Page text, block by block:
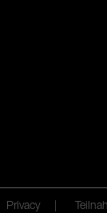
sieben
Privacy